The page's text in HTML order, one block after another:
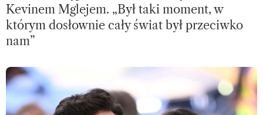
Kevinem Mglejem. „Był taki moment, w
którym dosłownie cały świat był przeciwko
nam”